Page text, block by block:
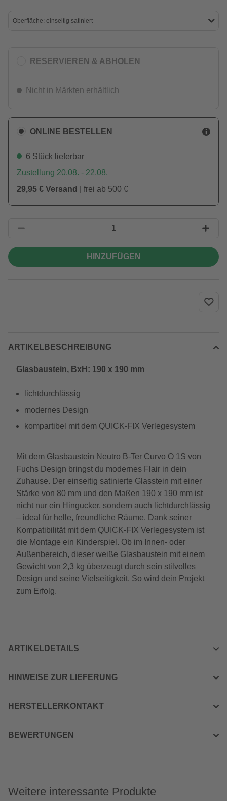
Oberfläche: einseitig satiniert
RESERVIEREN & ABHOLEN
Nicht in Märkten erhältlich
ONLINE BESTELLEN
6 Stück lieferbar
Zustellung 20.08. - 22.08.
29,95 € Versand
| frei ab 500 €
HINZUFÜGEN
ARTIKELBESCHREIBUNG
Glasbaustein, BxH: 190 x 190 mm
lichtdurchlässig
modernes Design
kompartibel mit dem QUICK-FIX Verlegesystem
Mit dem Glasbaustein Neutro B-Ter Curvo O 1S von
Fuchs Design bringst du modernes Flair in dein
Zuhause. Der einseitig satinierte Glasstein mit einer
Stärke von 80 mm und den Maßen 190 x 190 mm ist
nicht nur ein Hingucker, sondern auch lichtdurchlässig
– ideal für helle, freundliche Räume. Dank seiner
Kompatibilität mit dem QUICK-FIX Verlegesystem ist
die Montage ein Kinderspiel. Ob im Innen- oder
Außenbereich, dieser weiße Glasbaustein mit einem
Gewicht von 2,3 kg überzeugt durch sein stilvolles
Design und seine Vielseitigkeit. So wird dein Projekt
zum Erfolg.
ARTIKELDETAILS
HINWEISE ZUR LIEFERUNG
HERSTELLERKONTAKT
BEWERTUNGEN
Weitere interessante Produkte